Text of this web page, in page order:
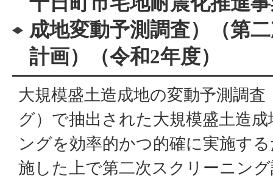
成地変動予測調査）（第
計画）（令和2年度）
大規模盛土造成地の変動予測調
グ）で抽出された大規模盛土造
ングを効率的かつ的確に実施す
施した上で第二次スクリーニン